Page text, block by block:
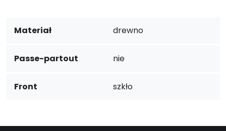
Materiał drewno
Passe-partout nie
Front szkło